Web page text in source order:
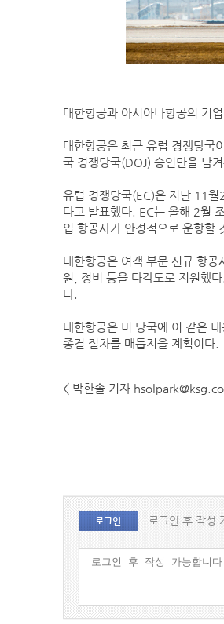
대한항공과 아시아나항공의 기
대한항공은 최근 유럽 경쟁당국
국 경쟁당국(DOJ) 승인만을 남
유럽 경쟁당국(EC)은 지난 11월
다고 발표했다. EC는 올해 2월
입 항공사가 안정적으로 운항할
대한항공은 여객 부문 신규 항
원, 정비 등을 다각도로 지원했
다.
대한항공은 미 당국에 이 같은
종결 절차를 매듭지을 계획이다.
< 박한솔 기자
로그인
로그인 후 작성